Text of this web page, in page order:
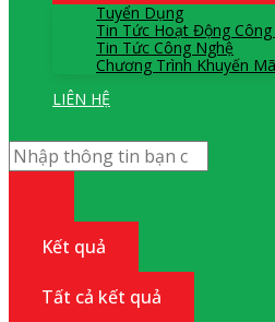
Tuyển Dụng
Tin Tức Hoạt Động Công
Tin Tức Công Nghệ
Chương Trình Khuyến
LIÊN HỆ
Kết quả
Tất cả kết quả